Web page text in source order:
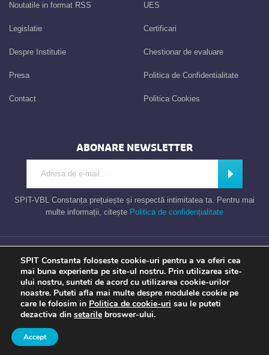
Noutatile in format RSS
Legislatie
Despre Institutie
Presa
Contact
UES
Certificari
Chestionar de evaluare
Politica de Confidentialitate
Politica Cookies
ABONARE NEWSLETTER
SPIT-VBL Constanța prețuiește și respectă intimitatea ta. Pentru mai
multe informații, citește Politica de confidențialitate
Taxe Constanta
TU contezi Opinia ta Apel gratuit Newsletter
SPIT Constanta foloseste cookie-uri pentru a va oferi cea
mai buna experienta pe site-ul nostru. Prin utilizarea site-
ului nostru, sunteti de acord cu utilizarea cookie-urilor
noastre. Puteti afla mai multe despre modulele cookie pe
care le folosim in Politica de cookie-uri sau le puteti
dezactiva din setarile broswer-ului.
Accept